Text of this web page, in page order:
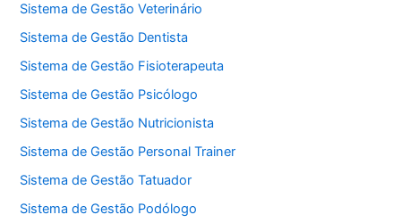
Sistema de Gestão Veterinário
Sistema de Gestão Dentista
Sistema de Gestão Fisioterapeuta
Sistema de Gestão Psicólogo
Sistema de Gestão Nutricionista
Sistema de Gestão Personal Trainer
Sistema de Gestão Tatuador
Sistema de Gestão Podólogo